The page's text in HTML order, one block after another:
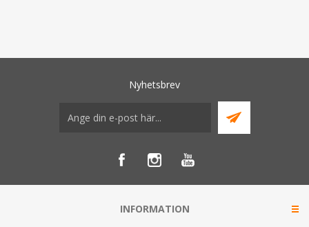
Nyhetsbrev
INFORMATION